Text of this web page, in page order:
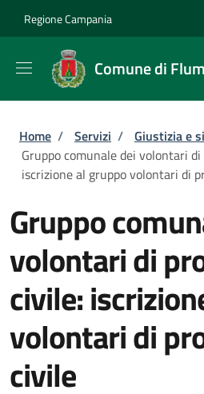
Regione Campania
Comune di
Briciole di pane
Home / Servizi / Giustizia e
Gruppo comunale dei volontari
iscrizione al gruppo volontari di
Gruppo
volontari di
civile:
volontari di
civile